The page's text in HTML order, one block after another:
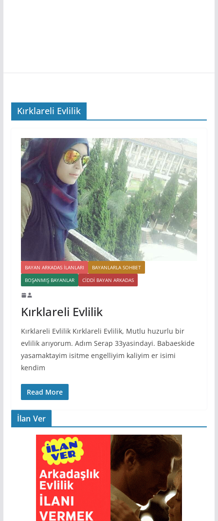
Kırklareli Evlilik
BAYAN ARKADAS ILANLARI
BAYANLARLA SOHBET
BOŞANMIŞ BAYANLAR
CIDDI BAYAN ARKADAS
Kırklareli Evlilik
Kırklareli Evlilik Kırklareli Evlilik, Mutlu huzurlu bir
evlilik arıyorum. Adım Serap 33yasindayi. Babaeskide
yasamaktayim isitme engelliyim kaliyim er isimi
kendim
Read More
İlan Ver